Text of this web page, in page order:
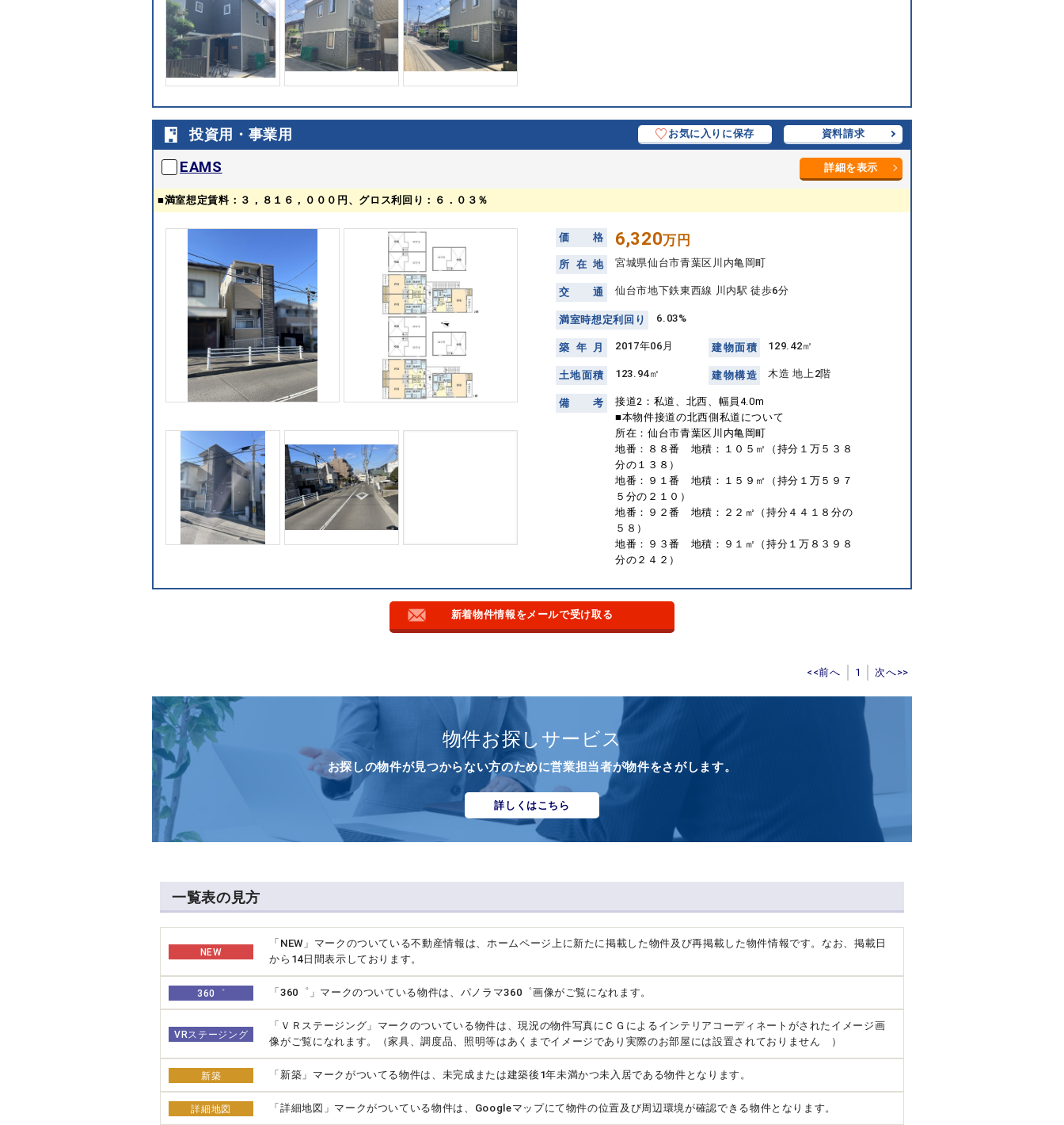
投資用・事業用 お気に入りに保存 資料請求
EAMS 詳細を表示
■満室想定賃料：３，８１６，０００円、グロス利回り：６．０３％
価 格 6,320万円
所 在 地 宮城県仙台市青葉区川内亀岡町
交 通 仙台市地下鉄東西線 川内駅 徒歩6分
満室時想定利 回 り 6.03%
築 年 月 2017年06月 建物面積 129.42㎡
土地面積 123.94㎡ 建物構造 木造 地上2階
備 考
接道2：私道、北西、幅員4.0m
■本物件接道の北西側私道について
所在：仙台市青葉区川内亀岡町
地番：８８番 地積：１０５㎡（持分１万５３８
分の１３８）
地番：９１番 地積：１５９㎡（持分１万５９７
５分の２１０）
地番：９２番 地積：２２㎡（持分４４１８分の
５８）
地番：９３番 地積：９１㎡（持分１万８３９８
分の２４２）
新着物件情報をメールで受け取る
<<前へ 1 次へ>>
物件お探しサービス
お探しの物件が見つからない方のために営業担当者が物件をさがします。
詳しくはこちら
一覧表の見方
NEW
「NEW」マークのついている不動産情報は、ホームページ上に新たに掲載した物件及び再掲載した物件情報です。なお、掲載日
から14日間表示しております。
360゜ 「360゜」マークのついている物件は、パノラマ360゜画像がご覧になれます。
VRステージング
「ＶＲステージング」マークのついている物件は、現況の物件写真にＣＧによるインテリアコーディネートがされたイメージ画
像がご覧になれます。（家具、調度品、照明等はあくまでイメージであり実際のお部屋には設置されておりません ）
新築 「新築」マークがついてる物件は、未完成または建築後1年未満かつ未入居である物件となります。
詳細地図 「詳細地図」マークがついている物件は、Googleマップにて物件の位置及び周辺環境が確認できる物件となります。